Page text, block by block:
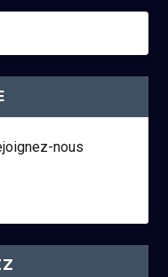
nous